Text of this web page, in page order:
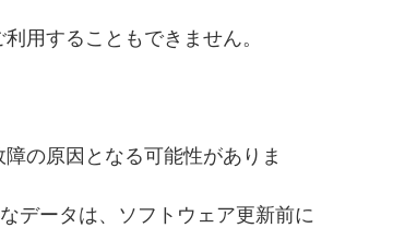
用することもできません。
の原因となる可能性がありま
データは、ソフトウェア更新前に